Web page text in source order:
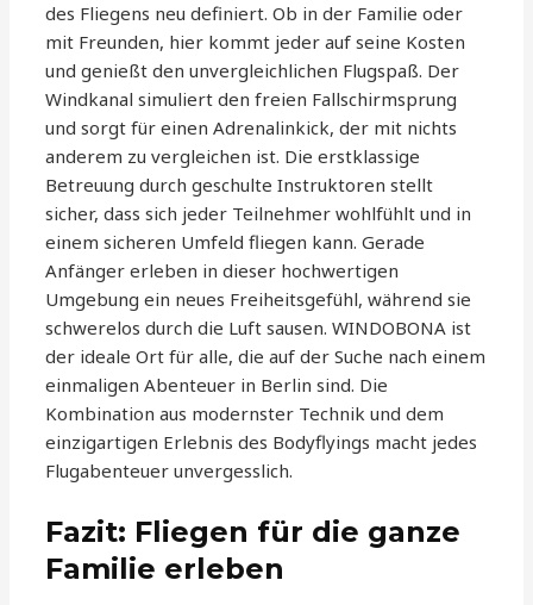
des Fliegens neu definiert. Ob in der Familie oder
mit Freunden, hier kommt jeder auf seine Kosten
und genießt den unvergleichlichen Flugspaß. Der
Windkanal simuliert den freien Fallschirmsprung
und sorgt für einen Adrenalinkick, der mit nichts
anderem zu vergleichen ist. Die erstklassige
Betreuung durch geschulte Instruktoren stellt
sicher, dass sich jeder Teilnehmer wohlfühlt und in
einem sicheren Umfeld fliegen kann. Gerade
Anfänger erleben in dieser hochwertigen
Umgebung ein neues Freiheitsgefühl, während sie
schwerelos durch die Luft sausen. WINDOBONA ist
der ideale Ort für alle, die auf der Suche nach einem
einmaligen Abenteuer in Berlin sind. Die
Kombination aus modernster Technik und dem
einzigartigen Erlebnis des Bodyflyings macht jedes
Flugabenteuer unvergesslich.
Fazit: Fliegen für die ganze
Familie erleben